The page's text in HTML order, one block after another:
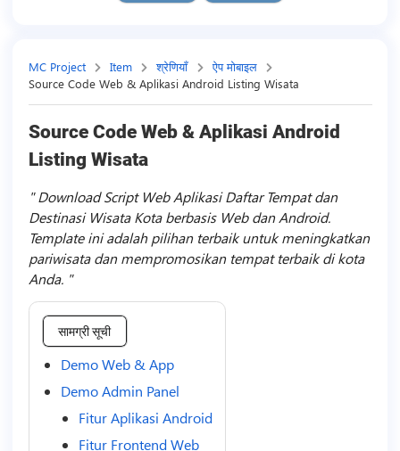
MC Project Item श्रेणियाँ
ऐप मोबाइल
Source Code Web & Aplikasi Android Listing Wisata
Source Code Web & Aplikasi Android
Listing Wisata
Download Script Web Aplikasi Daftar Tempat dan
Destinasi Wisata Kota berbasis Web dan Android.
Template ini adalah pilihan terbaik untuk meningkatkan
pariwisata dan mempromosikan tempat terbaik di kota
Anda.
सामग्री सूची
Demo Web & App
Demo Admin Panel
Fitur Aplikasi Android
Fitur Frontend Web